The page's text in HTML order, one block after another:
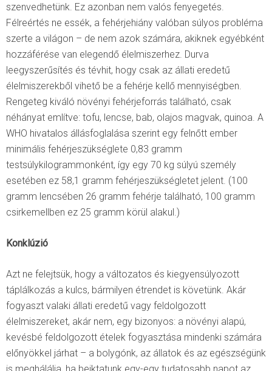
szenvedhetünk. Ez azonban nem valós fenyegetés.
Félreértés ne essék, a fehérjehiány valóban súlyos probléma
szerte a világon – de nem azok számára, akiknek egyébként
hozzáférése van elegendő élelmiszerhez. Durva
leegyszerűsítés és tévhit, hogy csak az állati eredetű
élelmiszerekből vihető be a fehérje kellő mennyiségben.
Rengeteg kiváló növényi fehérjeforrás található, csak
néhányat említve: tofu, lencse, bab, olajos magvak, quinoa. A
WHO hivatalos állásfoglalása szerint egy felnőtt ember
minimális fehérjeszükséglete 0,83 gramm
testsúlykilogrammonként, így egy 70 kg súlyú személy
esetében ez 58,1 gramm fehérjeszükségletet jelent. (100
gramm lencsében 26 gramm fehérje található, 100 gramm
csirkemellben ez 25 gramm körül alakul.)
Konklúzió
Azt ne felejtsük, hogy a változatos és kiegyensúlyozott
táplálkozás a kulcs, bármilyen étrendet is követünk. Akár
fogyaszt valaki állati eredetű vagy feldolgozott
élelmiszereket, akár nem, egy bizonyos: a növényi alapú,
kevésbé feldolgozott ételek fogyasztása mindenki számára
előnyökkel járhat – a bolygónk, az állatok és az egészségünk